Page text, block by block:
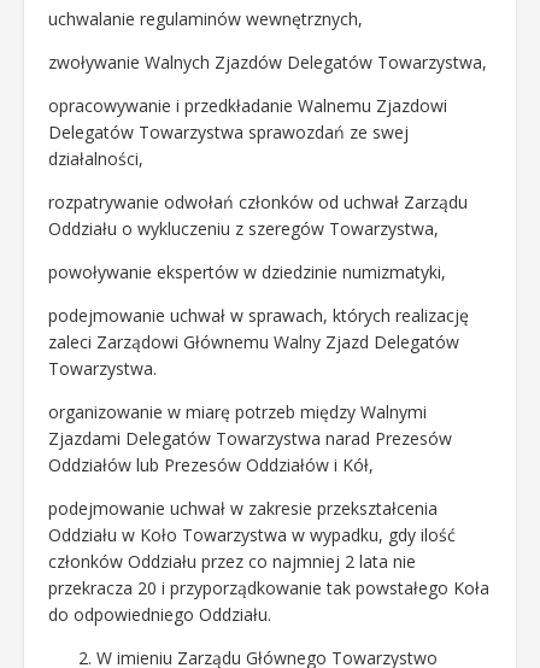
uchwalanie regulaminów wewnętrznych,
zwoływanie Walnych Zjazdów Delegatów Towarzystwa,
opracowywanie i przedkładanie Walnemu Zjazdowi
Delegatów Towarzystwa sprawozdań ze swej
działalności,
rozpatrywanie odwołań członków od uchwał Zarządu
Oddziału o wykluczeniu z szeregów Towarzystwa,
powoływanie ekspertów w dziedzinie numizmatyki,
podejmowanie uchwał w sprawach, których realizację
zaleci Zarządowi Głównemu Walny Zjazd Delegatów
Towarzystwa.
organizowanie w miarę potrzeb między Walnymi
Zjazdami Delegatów Towarzystwa narad Prezesów
Oddziałów lub Prezesów Oddziałów i Kół,
podejmowanie uchwał w zakresie przekształcenia
Oddziału w Koło Towarzystwa w wypadku, gdy ilość
członków Oddziału przez co najmniej 2 lata nie
przekracza 20 i przyporządkowanie tak powstałego Koła
do odpowiedniego Oddziału.
W imieniu Zarządu Głównego Towarzystwo